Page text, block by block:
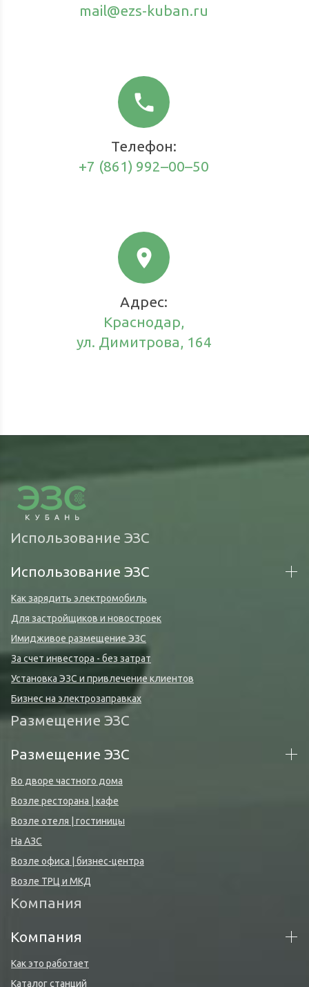
mail@ezs-kuban.ru
phone
Телефон:
+7 (861) 992–00–50
location_on
Адрес:
Краснодар,
ул. Димитрова, 164
Использование ЭЗС
Использование ЭЗС
Как зарядить электромобиль
Для застройщиков и новостроек
Имидживое размещение ЭЗС
За счет инвестора - без затрат
Установка ЭЗС и привлечение клиентов
Бизнес на электрозаправках
Размещение ЭЗС
Размещение ЭЗС
Во дворе частного дома
Возле ресторана | кафе
Возле отеля | гостиницы
На АЗС
Возле офиса | бизнес-центра
Возле ТРЦ и МКД
Компания
Компания
Как это работает
Каталог станций